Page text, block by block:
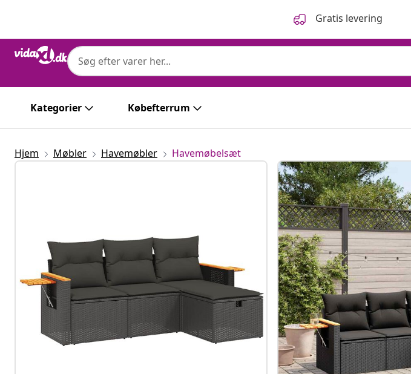
Gratis levering
Kategorier Købefterrum
Hjem Møbler Havemøbler Havemøbelsæt